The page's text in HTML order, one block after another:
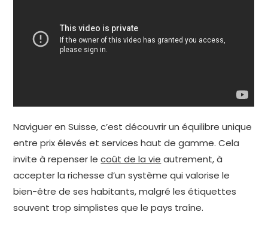
Naviguer en Suisse, c’est découvrir un équilibre unique
entre prix élevés et services haut de gamme. Cela
invite à repenser lecoût de la vie autrement, à
accepter la richesse d’un système qui valorise le
bien-être de ses habitants, malgré les étiquettes
souvent trop simplistes que le pays traîne.